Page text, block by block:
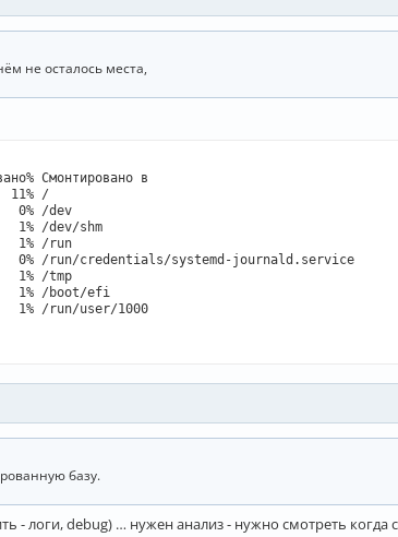
не осталось места,
Cмонтировано в
/
/dev
/dev/shm
/run
credentials/systemd-journald.service
/tmp
1% /boot/efi
/run/user/1000
базу.
- логи, debug) … нужен анализ - нужно смотреть когда